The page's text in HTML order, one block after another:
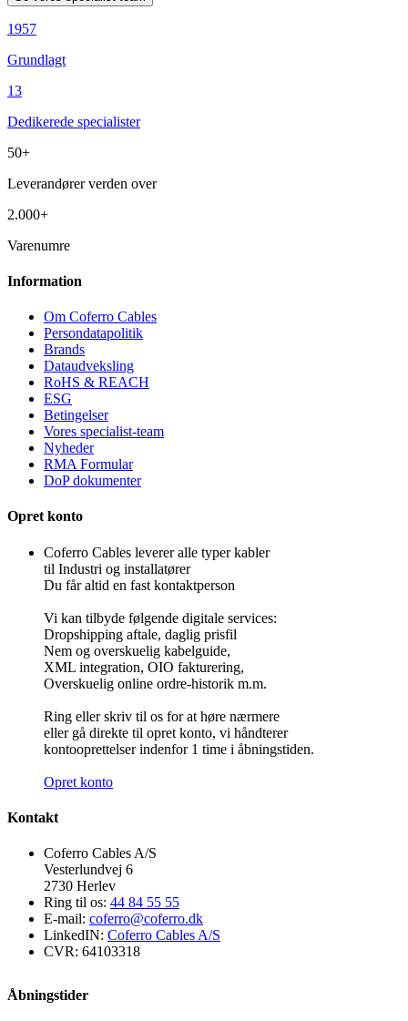
1957
Grundlagt
13
Dedikerede specialister
50+
Leverandører verden over
2.000+
Varenumre
Information
Om Coferro Cables
Persondatapolitik
Brands
Dataudveksling
RoHS & REACH
ESG
Betingelser
Vores specialist-team
Nyheder
RMA Formular
DoP dokumenter
Opret konto
Coferro Cables leverer alle typer kabler
til Industri og installatører
Du får altid en fast kontaktperson
Vi kan tilbyde følgende digitale services:
Dropshipping aftale, daglig prisfil
Nem og overskuelig kabelguide,
XML integration, OIO fakturering,
Overskuelig online ordre-historik m.m.
Ring eller skriv til os for at høre nærmere
eller gå direkte til opret konto, vi håndterer
kontooprettelser indenfor 1 time i åbningstiden.
Opret konto
Kontakt
Coferro Cables A/S
Vesterlundvej 6
2730 Herlev
Ring til os: 44 84 55 55
E-mail: coferro@coferro.dk
LinkedIN: Coferro Cables A/S
CVR: 64103318
Åbningstider